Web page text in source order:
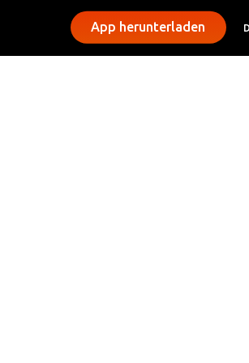
App herunterladen